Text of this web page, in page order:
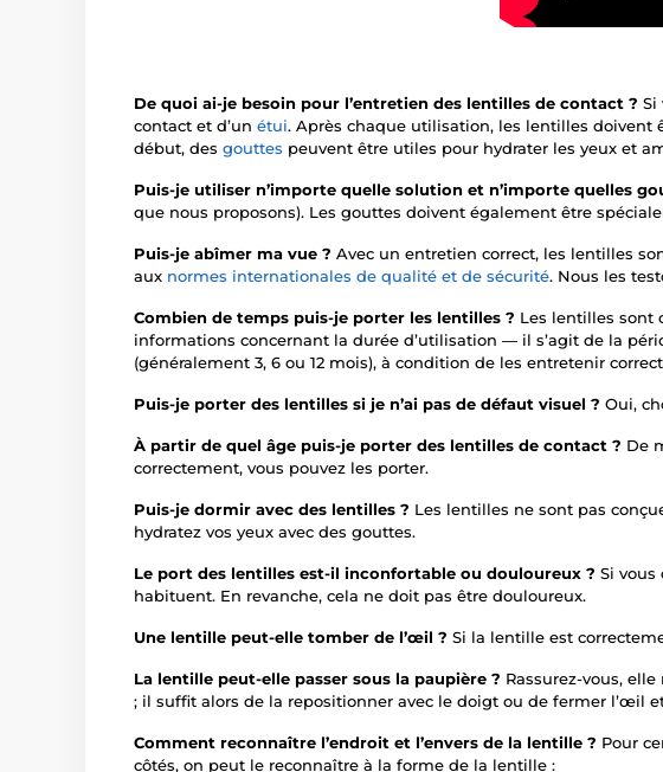
De quoi ai-je besoin pour l’entretien des lentilles de contact ? Si
contact et d’un étui. Après chaque utilisation, les lentilles doivent
début, des gouttes peuvent être utiles pour hydrater les yeux et
Puis-je utiliser n’importe quelle solution et n’importe quelles
que nous proposons). Les gouttes doivent également être
Puis-je abîmer ma vue ? Avec un entretien correct, les lentilles
aux normes internationales de qualité et de sécurité. Nous les
Combien de temps puis-je porter les lentilles ? Les lentilles sont
informations concernant la durée d’utilisation — il s’agit de la
(généralement 3, 6 ou 12 mois), à condition de les entretenir
Puis-je porter des lentilles si je n’ai pas de défaut visuel ? Oui,
À partir de quel âge puis-je porter des lentilles de contact ? De
correctement, vous pouvez les porter.
Puis-je dormir avec des lentilles ? Les lentilles ne sont pas
hydratez vos yeux avec des gouttes.
Le port des lentilles est-il inconfortable ou douloureux ? Si vous
habituent. En revanche, cela ne doit pas être douloureux.
Une lentille peut-elle tomber de l’œil ? Si la lentille est
La lentille peut-elle passer sous la paupière ? Rassurez-vous,
; il suffit alors de la repositionner avec le doigt ou de fermer l’œil
Comment reconnaître l’endroit et l’envers de la lentille ? Pour
côtés, on peut le reconnaître à la forme de la lentille :